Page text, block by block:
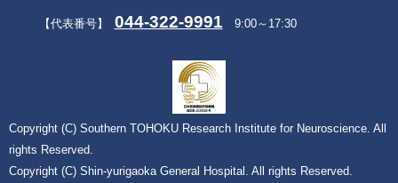
【代表番号】 044-322-9991 9:00～17:30
Copyright (C) Southern TOHOKU Research Institute for Neuroscience. All
rights Reserved.
Copyright (C) Shin-yurigaoka General Hospital. All rights Reserved.